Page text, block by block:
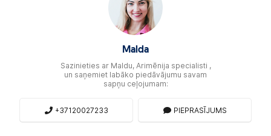
Malda
Sazinieties ar Maldu, Arimēnija specialisti ,
un saņemiet labāko piedāvājumu savam
sapņu ceļojumam:
+37120027233 PIEPRASĪJUMS